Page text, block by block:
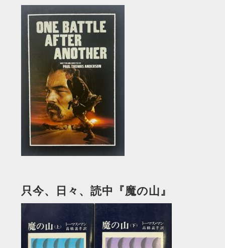
只今、日々、読中『魔の山』